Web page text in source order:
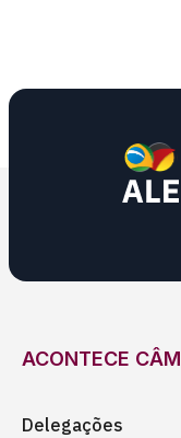
ACONTECE
Delegações